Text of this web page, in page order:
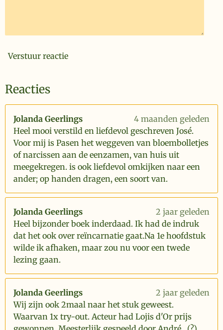
Verstuur reactie
Reacties
Jolanda Geerlings
4 maanden geleden
Heel mooi verstild en liefdevol geschreven José.
Voor mij is Pasen het weggeven van bloembolletjes
of narcissen aan de eenzamen, van huis uit
meegekregen. is ook liefdevol omkijken naar een
ander; op handen dragen, een soort van.
Jolanda Geerlings
2 jaar geleden
Heel bijzonder boek inderdaad. Ik had de indruk
dat het ook over reïncarnatie gaat.Na 1e hoofdstuk
wilde ik afhaken, maar zou nu voor een twede
lezing gaan.
Jolanda Geerlings
2 jaar geleden
Wij zijn ook 2maal naar het stuk geweest.
Waarvan 1x try-out. Acteur had Lojis d'Or prijs